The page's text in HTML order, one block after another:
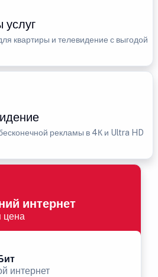
услуг
квартиры и телевидение с выгодой
рекламы в 4К и Ultra HD
интернет
цена
интернет